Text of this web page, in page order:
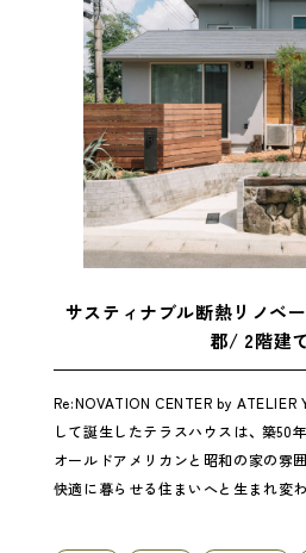
サスティナブル断熱リノベ
郡/ 2階建て
Re:NOVATION CENTER by ATELIER
して誕生したテラスハウスは、 築50
オールドアメリカンと昭和の家の雰
快適に暮らせる住まいへと生まれ変わ